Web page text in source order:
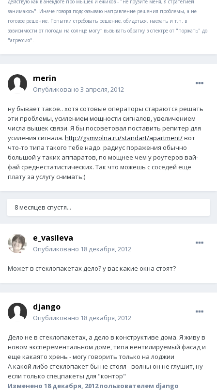
действую как в анекдоте про мышек и ежиков - "не грузите меня, я стратегией
занимаюсь". Иначе говоря подсказываю направление решения проблемы, а не
готовое решение. Попытки стребовать решение, обидеться, наехать и т.п. в
зависимости от погоды на солнце могут вызывать обратку в спектре от "поржать" до
"агрессия".
merin
Опубликовано 3 апреля, 2012
ну бывает такое.. хотя сотовые операторы стараются решать
эти проблемы, усилением мощности сигналов, увеличением
числа вышек связи. Я бы посоветовал поставить репитер для
усиления сигнала. http://gsmvolna.ru/standart/apartment/вот
что-то типа такого тебе надо. радиус поражения обычно
большой у таких аппаратов, по мощнее чем у роутеров вай-
фай среднестатистических. Так что можешь с соседей еще
плату за услугу снимать:)
8 месяцев спустя...
e_vasileva
Опубликовано 18 декабря, 2012
Может в стеклопакетах дело? у вас какие окна стоят?
django
Опубликовано 18 декабря, 2012
Дело не в стеклопакетах, а дело в конструктиве дома. Я живу в
новом эксперементальном доме, типа вентилируемый фасад и
еще какаято хрень - могу говорить только на лоджии
А какой либо стеклопакет бы не стоял - волны он не глушит, ну
если только спецпакеты для "контор"
Изменено 18 декабря, 2012пользователем django